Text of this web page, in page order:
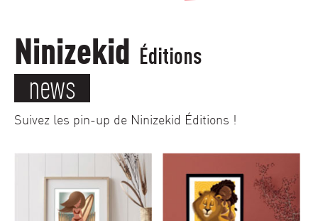
Ninizekid Éditions
news
Suivez les pin-up de Ninizekid Éditions !